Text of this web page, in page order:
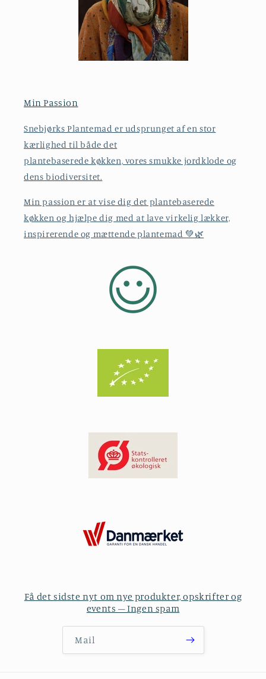
Min Passion
Snebjørks Plantemad er udsprunget af en stor
kærlighed til både det
plantebaserede køkken, vores smukke jordklode og
dens biodiversitet.
Min passion er at vise dig det plantebaserede
køkken og hjælpe dig med at lave virkelig lækker,
inspirerende og mættende plantemad 💚🌿
Få det sidste nyt om nye produkter, opskrifter og
events – Ingen spam
Mail